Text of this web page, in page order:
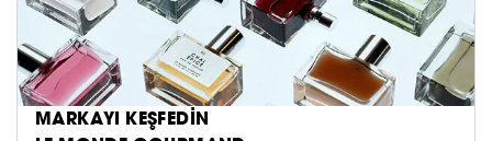
MARKAYI KEŞFEDİN